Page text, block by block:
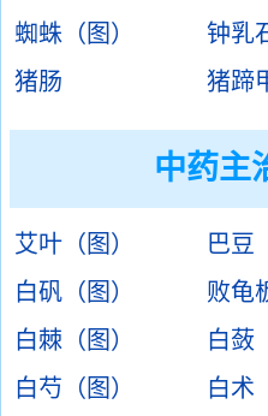
蜘蛛（图）
钟乳
猪肠
猪蹄
中药主
艾叶（图）
巴豆
白矾（图）
败龟
白棘（图）
白蔹
白芍（图）
白术